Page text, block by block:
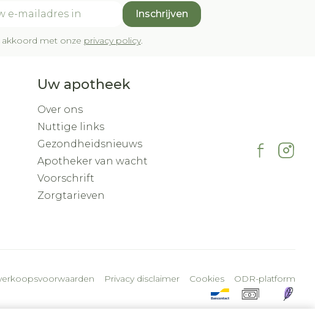
Inschrijven
akkoord met onze privacy policy.
Uw apotheek
Over ons
Nuttige links
Gezondheidsnieuws
Apotheker van wacht
Voorschrift
Zorgtarieven
Privacy disclaimer Cookies ODR-platform